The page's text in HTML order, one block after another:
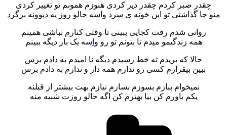
چقدر صبر کردم چقدر دیر کردی هنوزم همونم تو تغییر کردی
منو جا گذاشتی تو این خونه ی سرد واسه حالو روز یه دیوونه برگرد
روانی شدم رفت کجایی ببینی تا وقتی کنارم نباشی همینم
همه زندگیمو میدم تا بتونم تو رو و سه یک بار دیگه ببینم
حالا که بریدم ته خط رسیدم دیگه نا امیدم به دادم برس
ببین بیقرارم کسی رو ندارم همه دار و ندارم به دادم برس
نمیخوام ببازم بسوزم بسازم نیازم بهت بیشتر از قبلنه
یکم باورم کن بیا بهترم کن اگه حالو روزت شبیه منه